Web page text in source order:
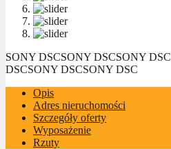
SONY DSCSONY DSCSONY DSC
DSCSONY DSCSONY DSC
Opis
Adres nieruchomości
Szczegóły oferty
Wyposażenie
Rzuty